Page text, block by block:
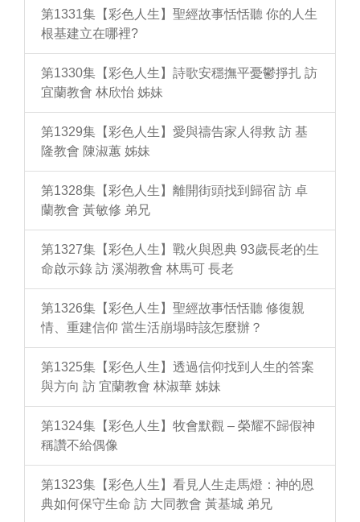
第1331集【彩色人生】聖經故事恬恬聽 你的人生
根基建立在哪裡?
第1330集【彩色人生】詩歌安穩撫平憂鬱掙扎 訪
宜蘭教會 林欣怡 姊妹
第1329集【彩色人生】愛與禱告家人得救 訪 基
隆教會 陳淑蕙 姊妹
第1328集【彩色人生】離開街頭找到歸宿 訪 卓
蘭教會 黃敏修 弟兄
第1327集【彩色人生】戰火與恩典 93歲長老的生
命啟示錄 訪 溪湖教會 林馬可 長老
第1326集【彩色人生】聖經故事恬恬聽 修復親
情、重建信仰 當生活崩塌時該怎麼辦？
第1325集【彩色人生】透過信仰找到人生的答案
與方向 訪 宜蘭教會 林淑華 姊妹
第1324集【彩色人生】牧會默觀 – 榮耀不歸假神
稱讚不給偶像
第1323集【彩色人生】看見人生走馬燈：神的恩
典如何保守生命 訪 大同教會 黃基城 弟兄